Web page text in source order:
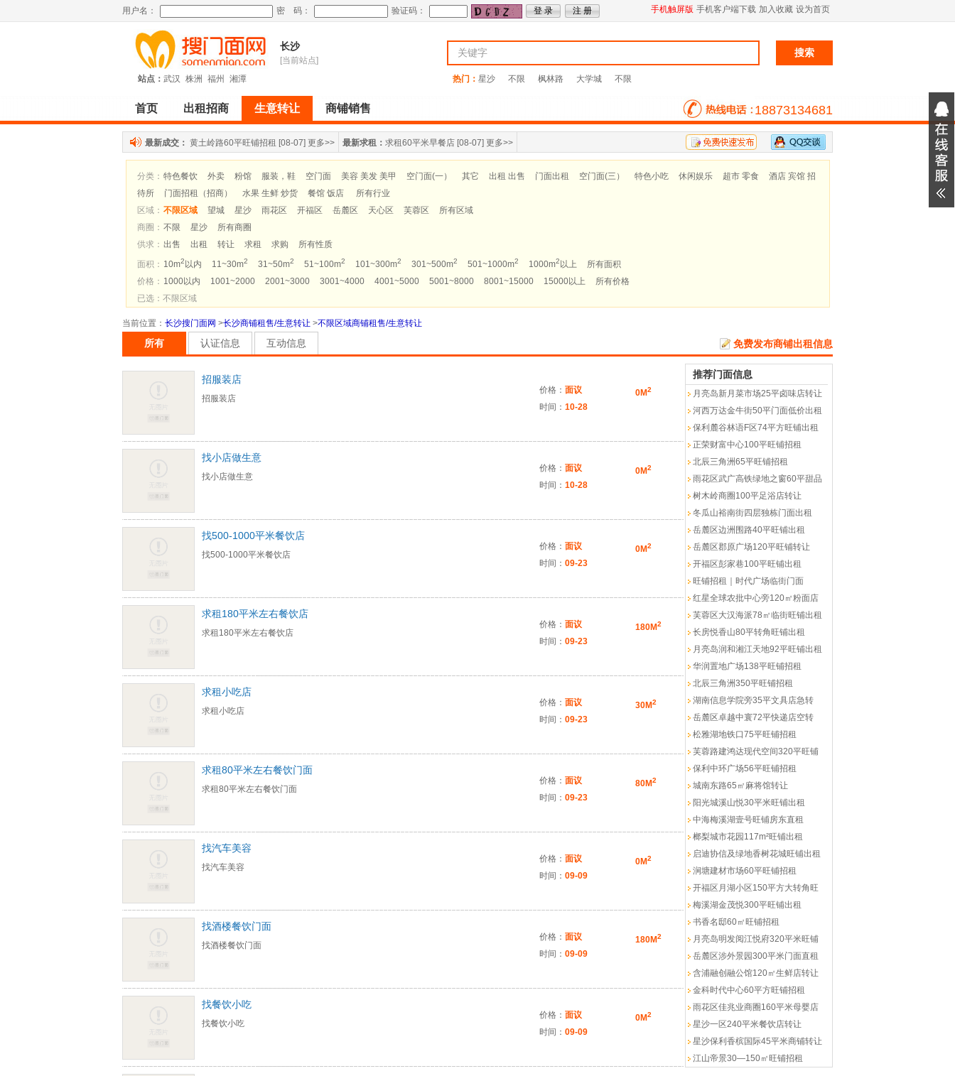
用户名： 密 码： 验证码： 手机触屏版 手机客户端下载 加入收藏 设为首页
长沙
[当前站点]
站点： 武汉 株洲 福州 湘潭 热门： 星沙 不限 枫林路 大学城 不限
首页 出租招商 生意转让 商铺销售 18873134681
最新成交： 黄土岭路60平旺铺招租 [08-07] 更多>> 最新求租： 求租60平米早餐店 [08-07] 更多>>
分类： 特色餐饮 外卖 粉馆 服装，鞋 空门面 美容 美发 美甲 空门面(一） 其它 出租 出售 门面出租 空门面(三） 特色小吃 休闲娱乐 超市 零食
酒店 宾馆 招
待所
门面招租（招商） 水果 生鲜 炒货 餐馆 饭店
所有行业
区域： 不限区域 望城 星沙 雨花区 开福区 岳麓区 天心区 芙蓉区
所有区域
商圈： 不限 星沙
所有商圈
供求： 出售 出租 转让 求租 求购
所有性质
面积： 10m2 以内 11~30m2 31~50m2 51~100m2 101~300m2 301~500m2 501~1000m2 1000m2 以上
所有面积
价格： 1000以内 1001~2000 2001~3000 3001~4000 4001~5000 5001~8000 8001~15000 15000以上
所有价格
已选：不限区域
当前位置 ： 长沙搜门面网 >长沙商铺租售/生意转让 >不限区域商铺租售/生意转让
所有 认证信息 互动信息 免费发布商铺出租信息
招服装店
招服装店
价格： 面议
时间： 10-28
0M2
找小店做生意
找小店做生意
价格： 面议
时间： 10-28
0M2
找500-1000平米餐饮店
找500-1000平米餐饮店
价格： 面议
时间： 09-23
0M2
求租180平米左右餐饮店
求租180平米左右餐饮店
价格： 面议
时间： 09-23
180M2
求租小吃店
求租小吃店
价格： 面议
时间： 09-23
30M2
求租80平米左右餐饮门面
求租80平米左右餐饮门面
价格： 面议
时间： 09-23
80M2
找汽车美容
找汽车美容
价格： 面议
时间： 09-09
0M2
找酒楼餐饮门面
找酒楼餐饮门面
价格： 面议
时间： 09-09
180M2
找餐饮小吃
找餐饮小吃
价格： 面议
时间： 09-09
0M2
推荐门面信息
月亮岛新月菜市场25平卤味店转让
河西万达金牛街50平门面低价出租
保利麓谷林语F区74平方旺铺出租
正荣财富中心100平旺铺招租
北辰三角洲65平旺铺招租
雨花区武广高铁绿地之窗60平甜品
树木岭商圈100平足浴店转让
冬瓜山裕南街四层独栋门面出租
岳麓区边洲围路40平旺铺出租
岳麓区郡原广场120平旺铺转让
开福区彭家巷100平旺铺出租
旺铺招租｜时代广场临街门面
红星全球农批中心旁120㎡粉面店
芙蓉区大汉海派78㎡临街旺铺出租
长房悦香山80平转角旺铺出租
月亮岛润和湘江天地92平旺铺出租
华润置地广场138平旺铺招租
北辰三角洲350平旺铺招租
湖南信息学院旁35平文具店急转
岳麓区卓越中寰72平快递店空转
松雅湖地铁口75平旺铺招租
芙蓉路建鸿达现代空间320平旺铺
保利中环广场56平旺铺招租
城南东路65㎡麻将馆转让
阳光城溪山悦30平米旺铺出租
中海梅溪湖壹号旺铺房东直租
榔梨城市花园117m²旺铺出租
启迪协信及绿地香树花城旺铺出租
涧塘建材市场60平旺铺招租
开福区月湖小区150平方大转角旺
梅溪湖金茂悦300平旺铺出租
书香名邸60㎡旺铺招租
月亮岛明发阅江悦府320平米旺铺
岳麓区涉外景园300平米门面直租
含浦融创融公馆120㎡生鲜店转让
金科时代中心60平方旺铺招租
雨花区佳兆业商圈160平米母婴店
星沙一区240平米餐饮店转让
星沙保利香槟国际45平米商铺转让
江山帝景30—150㎡旺铺招租